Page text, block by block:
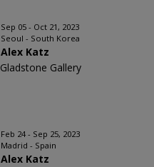
Sep 05 - Oct 21, 2023
Seoul - South Korea
Alex Katz
Gladstone Gallery
Feb 24 - Sep 25, 2023
Madrid - Spain
Alex Katz